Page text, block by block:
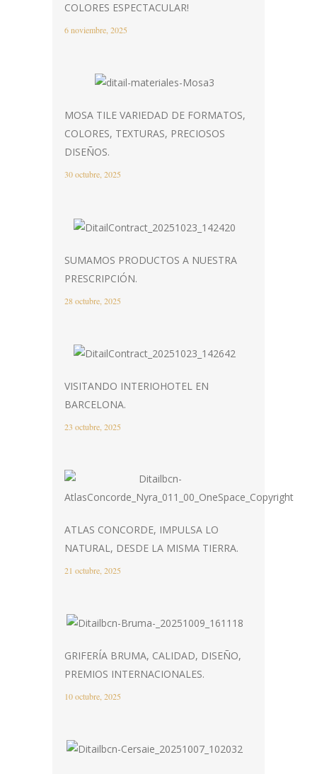
COLORES ESPECTACULAR!
6 noviembre, 2025
MOSA TILE VARIEDAD DE FORMATOS,
COLORES, TEXTURAS, PRECIOSOS
DISEÑOS.
30 octubre, 2025
SUMAMOS PRODUCTOS A NUESTRA
PRESCRIPCIÓN.
28 octubre, 2025
VISITANDO INTERIOHOTEL EN
BARCELONA.
23 octubre, 2025
ATLAS CONCORDE, IMPULSA LO
NATURAL, DESDE LA MISMA TIERRA.
21 octubre, 2025
GRIFERÍA BRUMA, CALIDAD, DISEÑO,
PREMIOS INTERNACIONALES.
10 octubre, 2025